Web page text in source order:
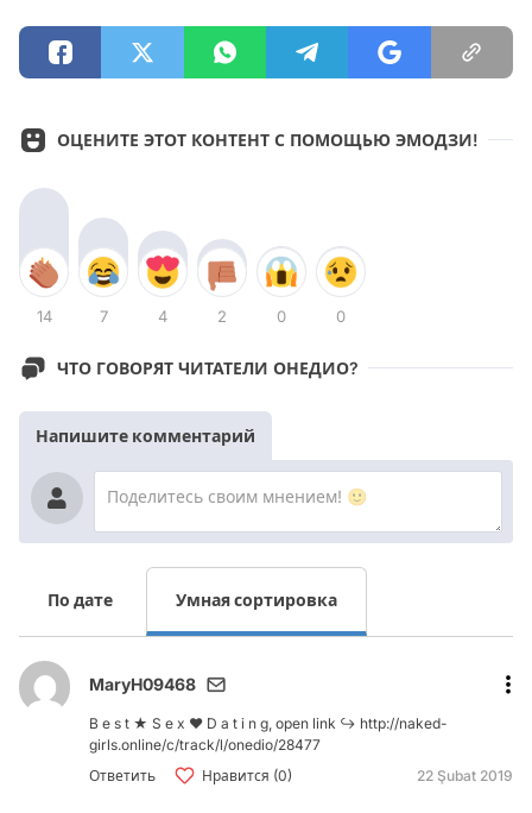
ОЦЕНИТЕ ЭТОТ КОНТЕНТ С ПОМОЩЬЮ ЭМОДЗИ!
14 7 4 2 0 0
ЧТО ГОВОРЯТ ЧИТАТЕЛИ ОНЕДИО?
Напишите комментарий
По дате Умная сортировка
MaryH09468
B e s t ★ S e x ❤️ D a t i n g, open link ↪ http://naked-
girls.online/c/track/l/onedio/28477
Ответить
Нравится (0) 22 Şubat 2019